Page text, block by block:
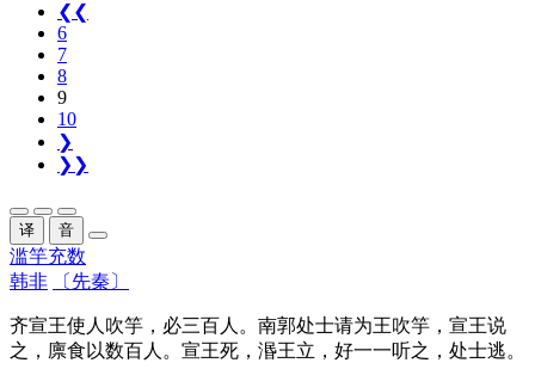
❮❮
6
7
8
9
10
❯
❯❯
译 音
滥竽充数
韩非
〔先秦〕
齐宣王使 人吹竽 ， 必三百人。 南郭处士请为王吹竽 ，宣王说
之， 廪食以数百人 。宣王死， 湣王立 ，好一一听之， 处士逃。